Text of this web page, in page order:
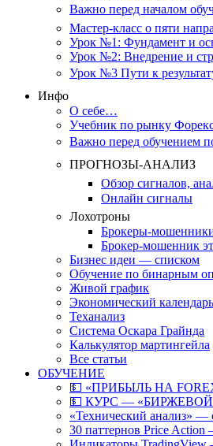
Важно перед началом
Мастер-класс о пяти
Урок №1: Фундамент и
Урок №2: Внедрение и
Урок №3 Пути к
Инфо
О себе…
Учебник по рынку
Важно перед обучением
ПРОГНОЗЫ-АНАЛИЗ
Обзор сигналов,
Онлайн сигналы
Лохотроны
Брокеры-
Брокер-мошенник
Бизнес идеи — списком
Обучение по бинарным
Живой график
Экономический календарь
Теханализ
Система Оскара Грайнда
Калькулятор мартингейла
Все статьи
ОБУЧЕНИЕ
💵 «ПРИБЫЛЬ НА
💵 КУРС —
«Технический анализ»
30 паттернов Price